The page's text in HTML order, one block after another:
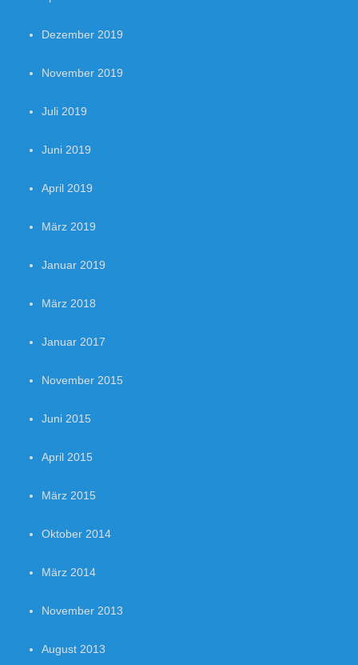
Dezember 2019
November 2019
Juli 2019
Juni 2019
April 2019
März 2019
Januar 2019
März 2018
Januar 2017
November 2015
Juni 2015
April 2015
März 2015
Oktober 2014
März 2014
November 2013
August 2013